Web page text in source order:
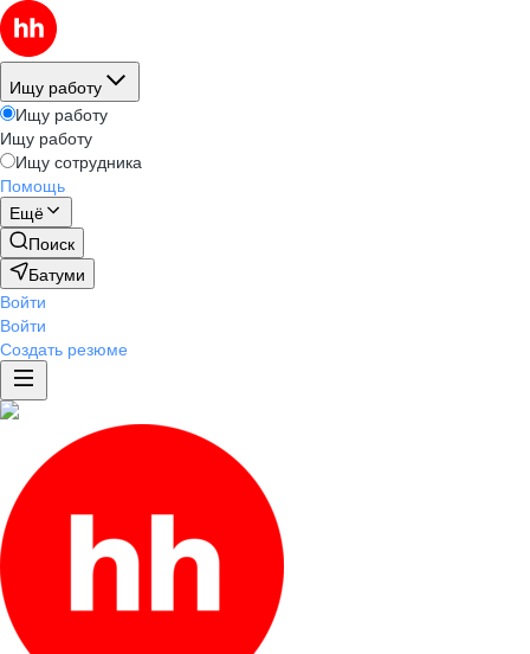
Ищу работу
Ищу работу
Ищу работу
Ищу сотрудника
Помощь
Ещё
Поиск
Батуми
Войти
Войти
Создать резюме